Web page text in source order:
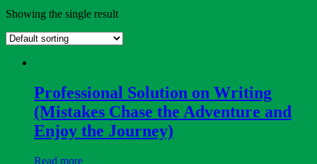
Showing the single result
Professional Solution on Writing
(Mistakes Chase the Adventure and
Enjoy the Journey)
Read more